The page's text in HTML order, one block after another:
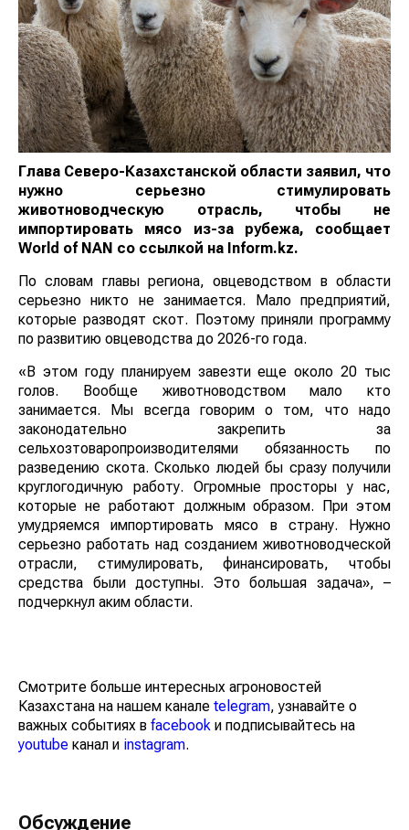
Глава Северо-Казахстанской области заявил, что
нужно серьезно стимулировать
животноводческую отрасль, чтобы не
импортировать мясо из-за рубежа, сообщает
World of NAN со ссылкой на Inform.kz.
По словам главы региона, овцеводством в области
серьезно никто не занимается. Мало предприятий,
которые разводят скот. Поэтому приняли программу
по развитию овцеводства до 2026-го года.
«В этом году планируем завезти еще около 20 тыс
голов. Вообще животноводством мало кто
занимается. Мы всегда говорим о том, что надо
законодательно закрепить за
сельхозтоваропроизводителями обязанность по
разведению скота. Сколько людей бы сразу получили
круглогодичную работу. Огромные просторы у нас,
которые не работают должным образом. При этом
умудряемся импортировать мясо в страну. Нужно
серьезно работать над созданием животноводческой
отрасли, стимулировать, финансировать, чтобы
средства были доступны. Это большая задача», –
подчеркнул аким области.
Смотрите больше интересных агроновостей
Казахстана на нашем канале telegram, узнавайте о
важных событиях в facebook и подписывайтесь на
youtube канал и instagram.
Обсуждение